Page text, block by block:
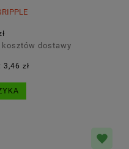
kosztów dostawy
3,46 zł